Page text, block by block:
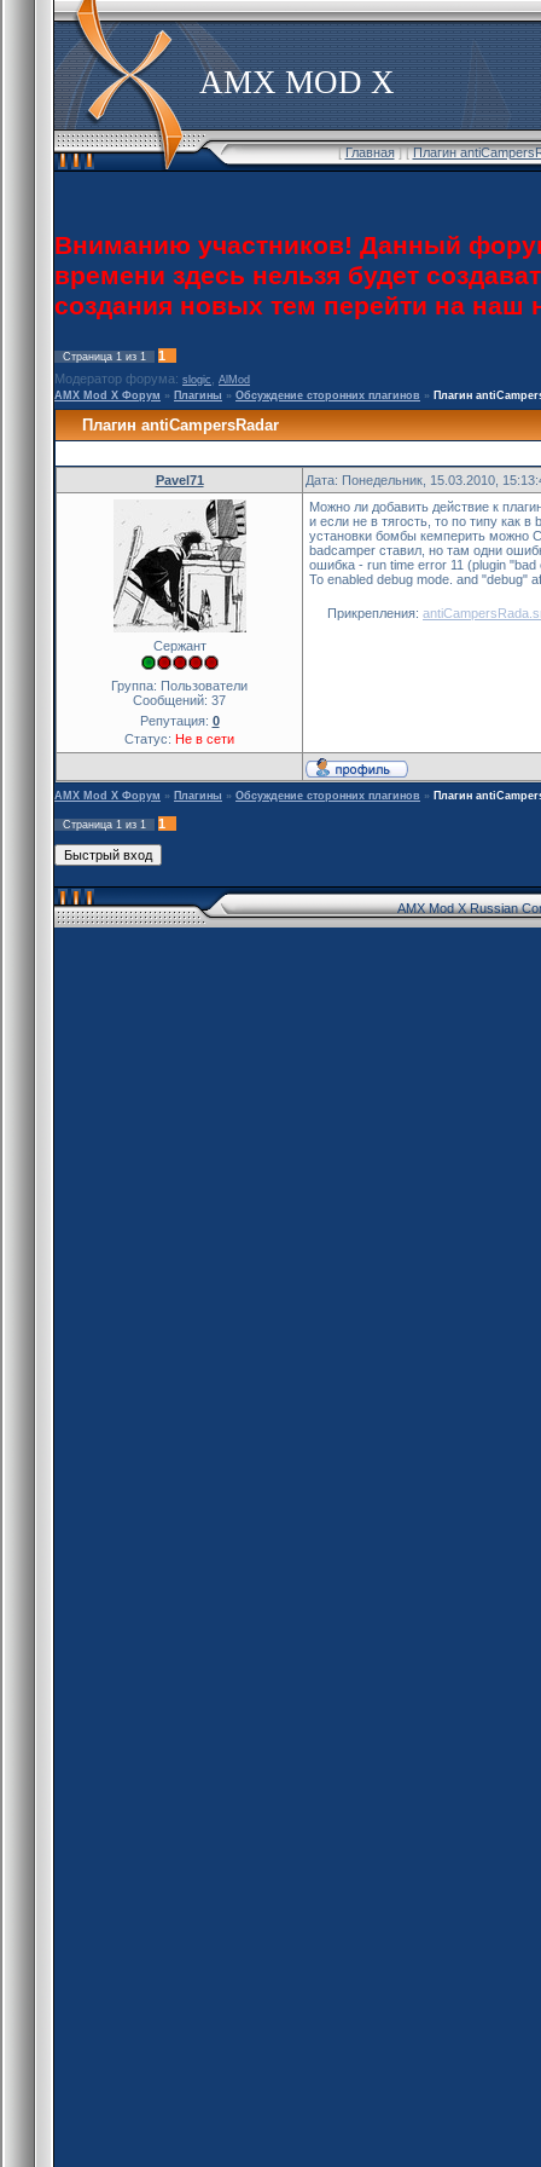
AMX MOD X
[Главная] [Плагин
Вниманию участников! Данный
времени здесь нельзя будет
создания новых тем перейти на
Страница 1 из 1
1
Модератор форума: slogic
AlMod
AMX Mod X Форум » Плагины » Обсуждение сторонних плагинов » Плагин
Плагин antiCampersRadar
Pavel71 Дата: Понедельник, 15.03.2010,
Сержант
Группа: Пользователи
Сообщений: 37
Репутация: 0
Статус: Не в сети
Можно ли добавить действие к
и если не в тягость, то по типу как
установки бомбы кемперить можно
badcamper ставил, но там одни
ошибка - run time error 11 (plugin
To enabled debug mode. and "debug"
Прикрепления:
AMX Mod X Форум » Плагины » Обсуждение сторонних плагинов » Плагин
Страница 1 из 1 1
AMX Mod X Russian